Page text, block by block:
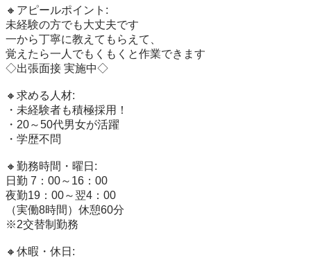
🔸アピールポイント:
未経験の方でも大丈夫です
一から丁寧に教えてもらえて、
覚えたら一人でもくもくと作業できます
◇出張面接 実施中◇
🔸求める人材:
・未経験者も積極採用！
・20～50代男女が活躍
・学歴不問
🔸勤務時間・曜日:
日勤 7：00～16：00
夜勤19：00～翌4：00
（実働8時間）休憩60分
※2交替制勤務
🔸休暇・休日: